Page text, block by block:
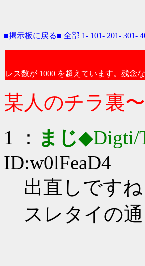
■掲示板に戻る■ 全部 1- 101- 201- 301-
レス数が 1000 を超えています。残念
某人のチラ裏
1 ： まじ◆Digti/
ID:w0lFeaD4
出直しです
スレタイの